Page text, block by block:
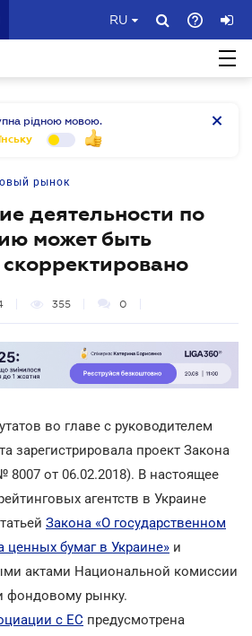
RU
рідною мовою.
рынок
деятельности по
может быть
355 0
во главе с руководителем
зарегистрировала проект Закона
8007 от 06.02.2018). В настоящее
агентств в Украине
Закона «О государственном
ценных бумаг в Украине» и
актами Национальной комиссии
фондовому рынку.
с ЕС предусмотрена